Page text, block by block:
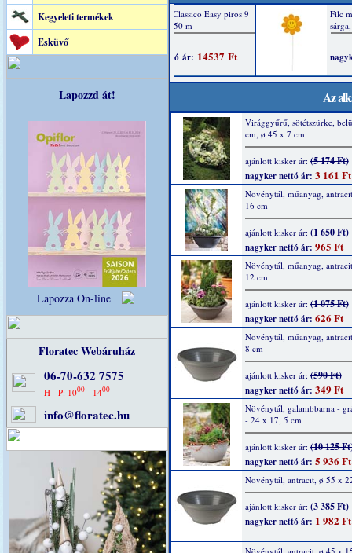
Kegyeleti termékek
Esküvő
Lapozzd át!
Lapozza On-line
Floratec Webáruház
06-70-632 7575
H - P: 1000 - 1400
info@floratec.hu
Az
Virággyűrű, sötétszürke,
cm, ø 45 x 7 cm.
ajánlott kisker ár:(5 174 Ft)
nagyker nettó ár: 3 161 Ft
Növénytál, műanyag,
16 cm
ajánlott kisker ár:(1 650 Ft)
nagyker nettó ár: 965 Ft
Növénytál, műanyag,
12 cm
ajánlott kisker ár:(1 075 Ft)
nagyker nettó ár: 626 Ft
Növénytál, műanyag,
8 cm
ajánlott kisker ár:(590 Ft)
nagyker nettó ár: 349 Ft
Növénytál, galambbarna -
- 24 x 17, 5 cm
ajánlott kisker ár:(10 125
nagyker nettó ár: 5 936 Ft
Növénytál, antracit, ø 55 x
ajánlott kisker ár:(3 385 Ft)
nagyker nettó ár: 1 982 Ft